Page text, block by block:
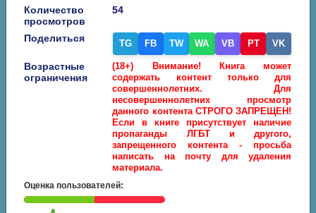
Количество
просмотров
54
Поделиться TG FB TW WA VB PT VK
Возрастные
ограничения
(18+) Внимание! Книга может
содержать контент только для
совершеннолетних. Для
несовершеннолетних просмотр
данного контента СТРОГО ЗАПРЕЩЕН!
Если в книге присутствует наличие
пропаганды ЛГБТ и другого,
запрещенного контента - просьба
написать на почту для удаления
материала.
Оценка пользователей: